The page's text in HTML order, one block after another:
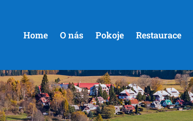
Home O nás Pokoje Restaurace